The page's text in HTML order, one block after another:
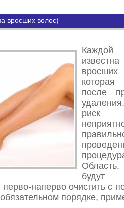
вросших волос)
после
будут
наперво очистить с
порядке,